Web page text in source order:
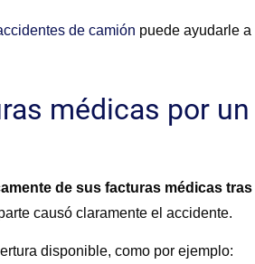
de camión puede ayudarle a
médicas por un
de sus facturas médicas tras
causó claramente el accidente.
disponible, como por ejemplo: